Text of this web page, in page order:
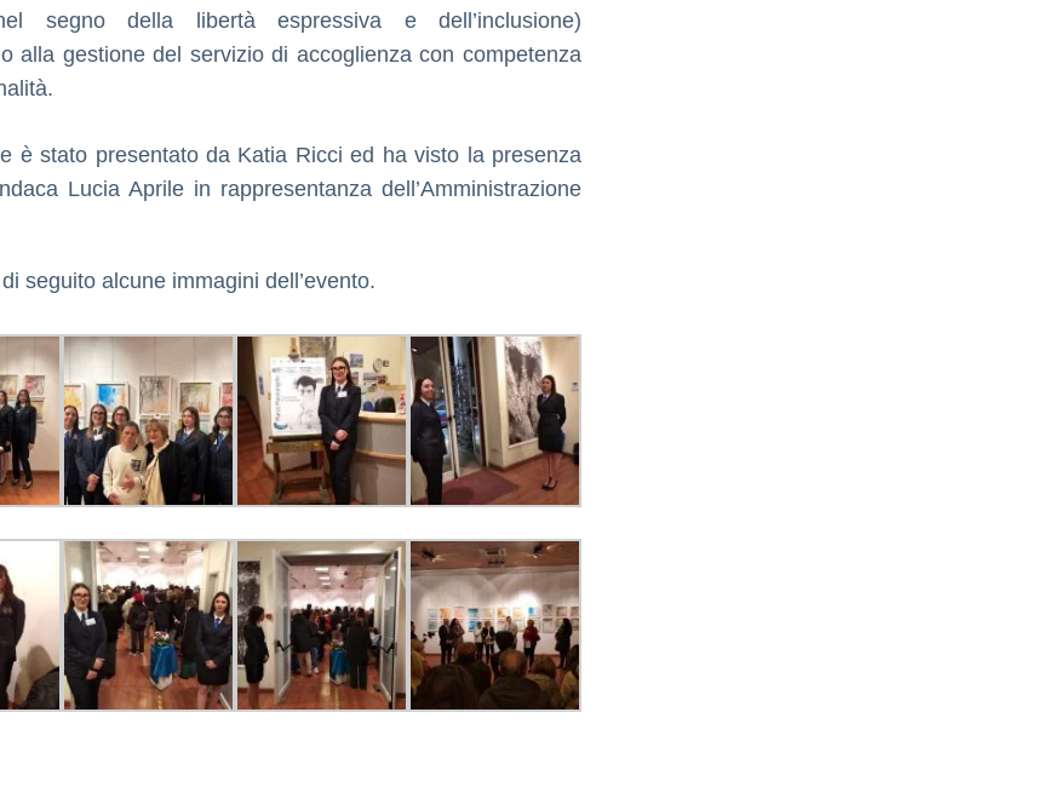
segno della libertà espressiva e dell’inclusione)
alla gestione del servizio di accoglienza con competenza
è stato presentato da Katia Ricci ed ha visto la presenza
Lucia Aprile in rappresentanza dell’Amministrazione
seguito alcune immagini dell’evento.